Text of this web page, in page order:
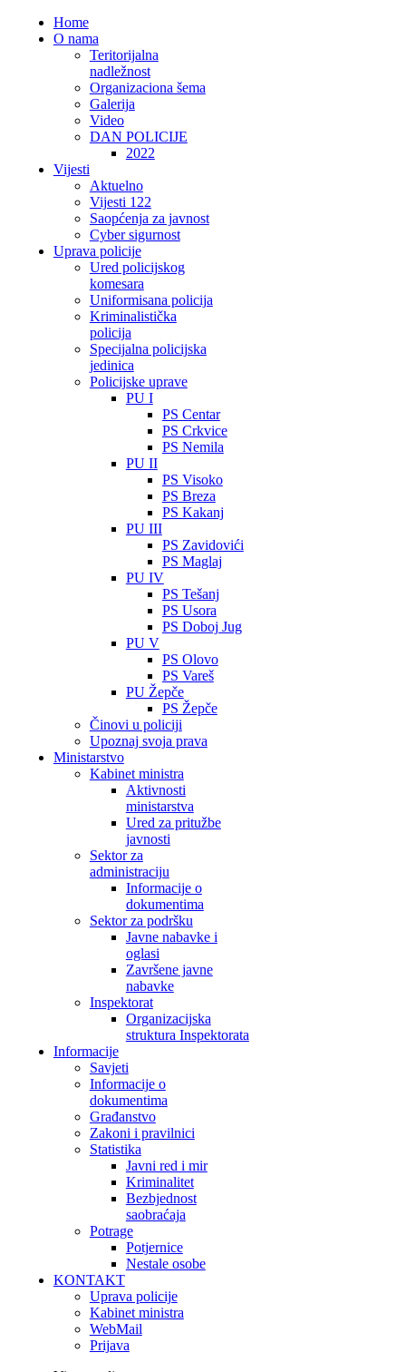
Home
O nama
Teritorijalna
nadležnost
Organizaciona šema
Galerija
Video
DAN POLICIJE
2022
Vijesti
Aktuelno
Vijesti 122
Saopćenja za javnost
Cyber sigurnost
Uprava policije
Ured policijskog
komesara
Uniformisana policija
Kriminalistička
policija
Specijalna policijska
jedinica
Policijske uprave
PU I
PS Centar
PS Crkvice
PS Nemila
PU II
PS Visoko
PS Breza
PS Kakanj
PU III
PS Zavidovići
PS Maglaj
PU IV
PS Tešanj
PS Usora
PS Doboj Jug
PU V
PS Olovo
PS Vareš
PU Žepče
PS Žepče
Činovi u policiji
Upoznaj svoja prava
Ministarstvo
Kabinet ministra
Aktivnosti
ministarstva
Ured za pritužbe
javnosti
Sektor za
administraciju
Informacije o
dokumentima
Sektor za podršku
Javne nabavke i
oglasi
Završene javne
nabavke
Inspektorat
Organizacijska
struktura Inspektorata
Informacije
Savjeti
Informacije o
dokumentima
Građanstvo
Zakoni i pravilnici
Statistika
Javni red i mir
Kriminalitet
Bezbjednost
saobraćaja
Potrage
Potjernice
Nestale osobe
KONTAKT
Uprava policije
Kabinet ministra
WebMail
Prijava